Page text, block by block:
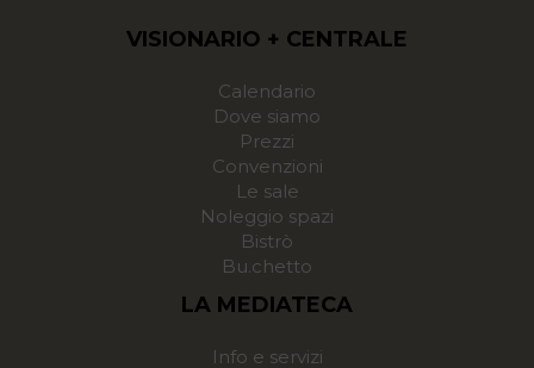
VISIONARIO + CENTRALE
Calendario
Dove siamo
Prezzi
Convenzioni
Le sale
Noleggio spazi
Bistrò
Bu.chetto
LA MEDIATECA
Info e servizi